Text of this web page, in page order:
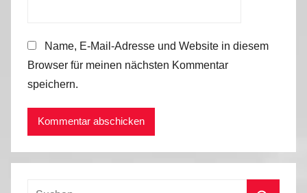
Name, E-Mail-Adresse und Website in diesem
Browser für meinen nächsten Kommentar
speichern.
Suchen